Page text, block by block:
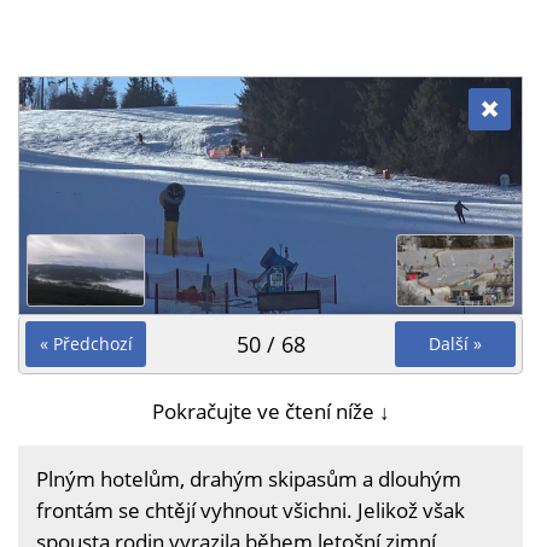
« Předchozí Další »
50 / 68
Pokračujte ve čtení níže ↓
Plným hotelům, drahým skipasům a dlouhým
frontám se chtějí vyhnout všichni. Jelikož však
spousta rodin vyrazila během letošní zimní